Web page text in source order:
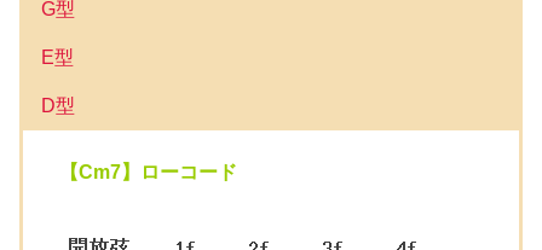
G型
E型
D型
【Cm7】ローコード